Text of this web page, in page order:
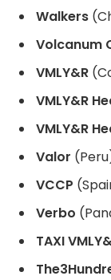
Walkers
Volcanum
VMLY&R
VMLY&R
VMLY&R
Valor
VCCP
Verbo
TAXI